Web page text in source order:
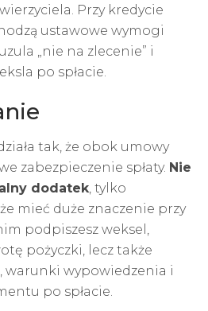
Przy kredycie
ustawowe wymogi
„nie na zlecenie” i
po spłacie.
tak, że obok umowy
zabezpieczenie spłaty. Nie
dodatek, tylko
mieć duże znaczenie przy
podpiszesz weksel,
pożyczki, lecz także
warunki wypowiedzenia i
po spłacie.